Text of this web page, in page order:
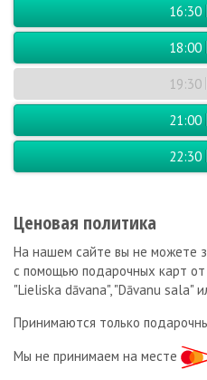
16:30
18:00
19:30
21:00
22:30
Ценовая политика
На нашем сайте вы не можете
с помощью подарочных карт от
"Lieliska dāvana", "Dāvanu sala"
Принимаются только
Мы не принимаем на месте